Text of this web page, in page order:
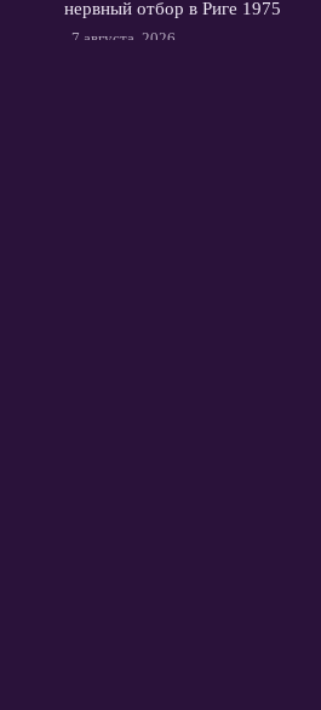
нервный отбор в Риге 1975
7 августа, 2026